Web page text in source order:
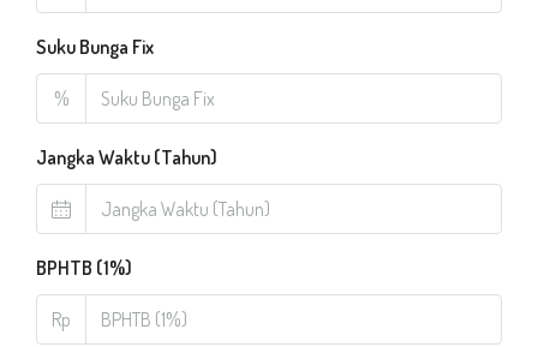
Suku Bunga Fix
%
Jangka Waktu (Tahun)
BPHTB (1%)
Rp